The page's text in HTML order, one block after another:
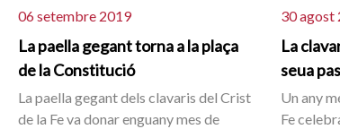
06 setembre 2019
La paella gegant torna a la plaça
de la Constitució
La paella gegant dels clavaris del Crist
de la Fe va donar enguany mes de
30 agost
La
seua
Un any
Fe